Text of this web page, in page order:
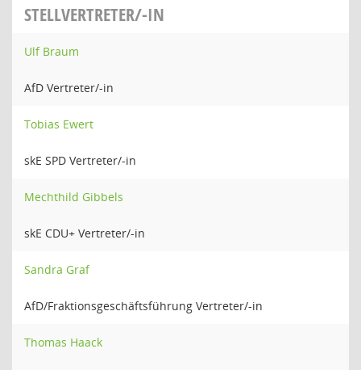
STELLVERTRETER/-IN
Ulf Braum
AfD Vertreter/-in
Tobias Ewert
skE SPD Vertreter/-in
Mechthild Gibbels
skE CDU+ Vertreter/-in
Sandra Graf
AfD/Fraktionsgeschäftsführung Vertreter/-in
Thomas Haack